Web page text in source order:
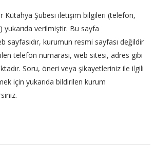
Kütahya Şubesi iletişim bilgileri (telefon,
verilmiştir. Bu sayfa
sayfasıdır, kurumun resmi sayfası değildir
telefon numarası, web sitesi, adres gibi
Soru, öneri veya şikayetleriniz ile ilgili
için yukarıda bildirilen kurum